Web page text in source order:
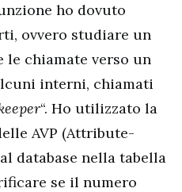
ho dovuto
ovvero studiare un
le chiamate verso un
interni, chiamati
“. Ho utilizzato la
AVP (Attribute-
database nella tabella
se il numero